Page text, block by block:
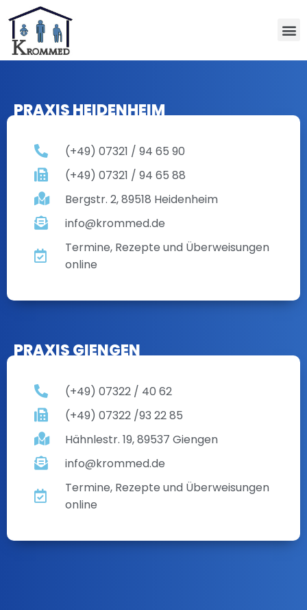
PRAXIS HEIDENHEIM
(+49) 07321 / 94 65 90
(+49) 07321 / 94 65 88
Bergstr. 2, 89518 Heidenheim
info@krommed.de
Termine, Rezepte und Überweisungen
online
PRAXIS GIENGEN
(+49) 07322 / 40 62
(+49) 07322 /93 22 85
Hähnlestr. 19, 89537 Giengen
info@krommed.de
Termine, Rezepte und Überweisungen
online